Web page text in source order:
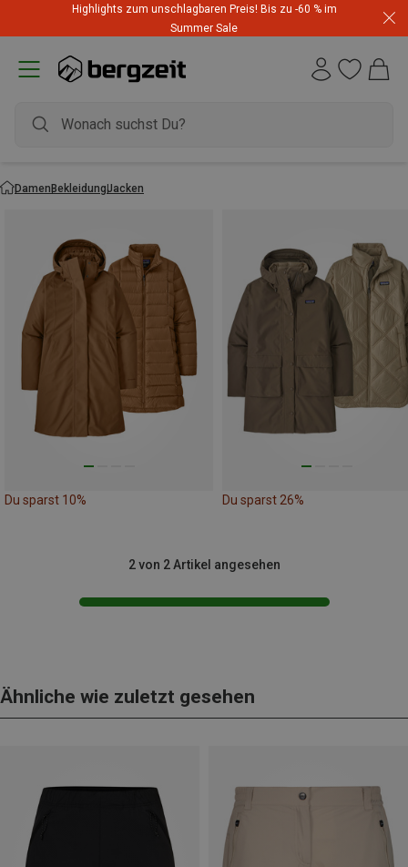
Highlights zum unschlagbaren Preis! Bis zu -60 % im
Summer Sale
DamenBekleidungJacken
Du sparst 10% Du sparst 26%
2 von 2 Artikel angesehen
Ähnliche wie zuletzt gesehen